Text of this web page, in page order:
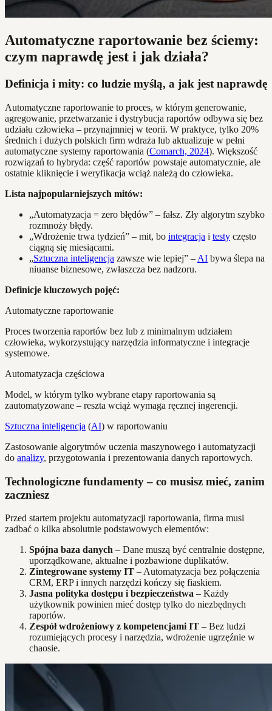
Automatyczne raportowanie bez ściemy:
czym naprawdę jest i jak działa?
Definicja i mity: co ludzie myślą, a jak jest naprawdę
Automatyczne raportowanie to proces, w którym generowanie,
agregowanie, przetwarzanie i dystrybucja raportów odbywa się bez
udziału człowieka – przynajmniej w teorii. W praktyce, tylko 20%
średnich i dużych polskich firm wdraża lub aktualizuje w pełni
automatyczne systemy raportowania (Comarch, 2024). Większość
rozwiązań to hybryda: część raportów powstaje automatycznie, ale
ostatnie kliknięcie i weryfikacja wciąż należą do człowieka.
Lista najpopularniejszych mitów:
„Automatyzacja = zero błędów” – fałsz. Zły algorytm szybko
rozmnoży błędy.
„Wdrożenie trwa tydzień” – mit, bo integracja i testy często
ciągną się miesiącami.
„Sztuczna inteligencja zawsze wie lepiej” – AI bywa ślepa na
niuanse biznesowe, zwłaszcza bez nadzoru.
Definicje kluczowych pojęć:
Automatyczne raportowanie
Proces tworzenia raportów bez lub z minimalnym udziałem
człowieka, wykorzystujący narzędzia informatyczne i integracje
systemowe.
Automatyzacja częściowa
Model, w którym tylko wybrane etapy raportowania są
zautomatyzowane – reszta wciąż wymaga ręcznej ingerencji.
Sztuczna inteligencja (AI) w raportowaniu
Zastosowanie algorytmów uczenia maszynowego i automatyzacji
do analizy, przygotowania i prezentowania danych raportowych.
Technologiczne fundamenty – co musisz mieć, zanim
zaczniesz
Przed startem projektu automatyzacji raportowania, firma musi
zadbać o kilka absolutnie podstawowych elementów:
Spójna baza danych – Dane muszą być centralnie dostępne,
uporządkowane, aktualne i pozbawione duplikatów.
Zintegrowane systemy IT – Automatyzacja bez połączenia
CRM, ERP i innych narzędzi kończy się fiaskiem.
Jasna polityka dostępu i bezpieczeństwa – Każdy
użytkownik powinien mieć dostęp tylko do niezbędnych
raportów.
Zespół wdrożeniowy z kompetencjami IT – Bez ludzi
rozumiejących procesy i narzędzia, wdrożenie ugrzęźnie w
chaosie.